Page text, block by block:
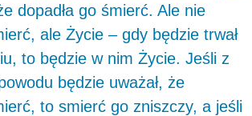
dopadła go śmierć. Ale nie
ale Życie – gdy będzie trwał
to będzie w nim Życie. Jeśli z
będzie uważał, że
to smierć go zniszczy, a jeśli